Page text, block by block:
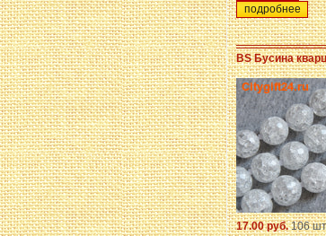
подробнее
BS Бусина
17.00 руб.106